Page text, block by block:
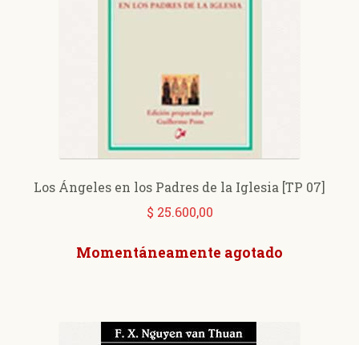
Los Ángeles en los Padres de la Iglesia [TP 07]
$ 25.600,00
Momentáneamente agotado